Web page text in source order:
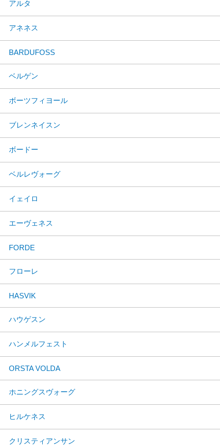
アルタ
アネネス
BARDUFOSS
ベルゲン
ボーツフィヨール
ブレンネイスン
ボードー
ベルレヴォーグ
イェイロ
エーヴェネス
FORDE
フローレ
HASVIK
ハウゲスン
ハンメルフェスト
ORSTA VOLDA
ホニングスヴォーグ
ヒルケネス
クリスティアンサン